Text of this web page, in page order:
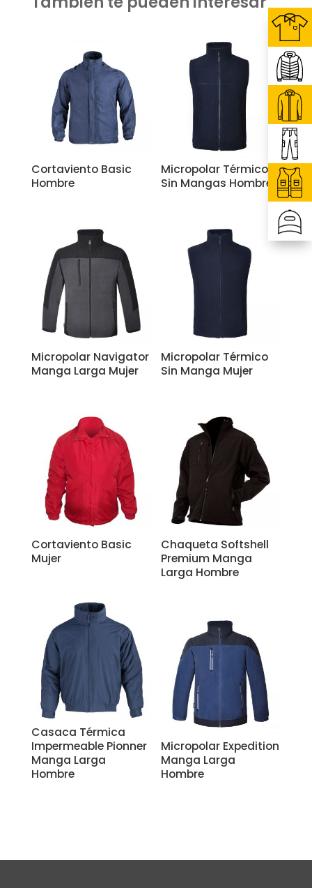
Related products
Cortaviento Basic
Hombre
Micropolar Térmico
Sin Mangas Hombre
Micropolar Navigator
Manga Larga Mujer
Micropolar Térmico
Sin Manga Mujer
Cortaviento Basic
Mujer
Chaqueta Softshell
Premium Manga
Larga Hombre
Casaca Térmica
Impermeable Pionner
Manga Larga
Hombre
Micropolar Expedition
Manga Larga
Hombre